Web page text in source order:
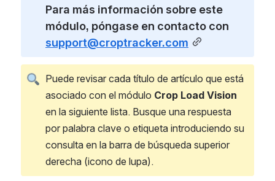
Para más información sobre este
support@croptracker.com
Puede revisar cada título de artículo que está
asociado con el módulo Crop Load Vision
en la siguiente lista. Busque una respuesta
por palabra clave o etiqueta introduciendo su
consulta en la barra de búsqueda superior
derecha (icono de lupa).